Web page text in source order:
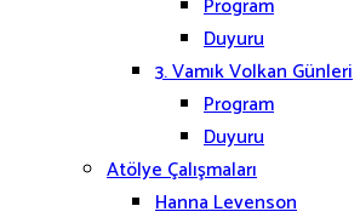
Program
Duyuru
3. Vamık Volkan Günleri
Program
Duyuru
Atölye Çalışmaları
Hanna Levenson